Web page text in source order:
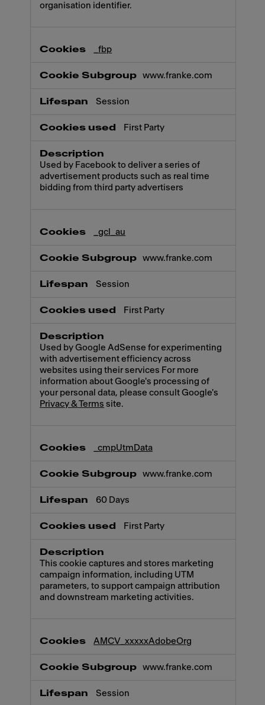
organisation identifier.
_fbp
www.franke.com
Session
First Party
Used by Facebook to deliver a series of
advertisement products such as real time
bidding from third party advertisers
_gcl_au
www.franke.com
Session
First Party
Used by Google AdSense for experimenting
with advertisement efficiency across
websites using their services For more
information about Google's processing of
your personal data, please consult Google's
Privacy & Terms site.
_cmpUtmData
www.franke.com
60 Days
First Party
This cookie captures and stores marketing
campaign information, including UTM
parameters, to support campaign attribution
and downstream marketing activities.
AMCV_xxxxxAdobeOrg
www.franke.com
Session